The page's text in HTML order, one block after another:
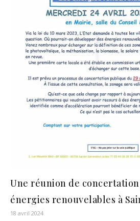
Une réunion de
énergies renouvelables à
18 avril 2024